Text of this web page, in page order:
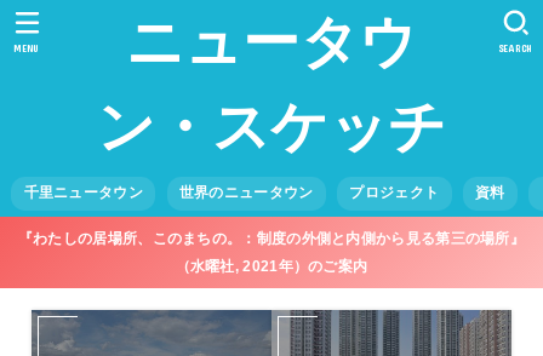
ニュータウ
ン・スケッチ
千里ニュータウン 世界のニュータウン プロジェクト 資料
SEARCH
MENU
『わたしの居場所、このまちの。：制度の外側と内側から見る第三の場所』
（水曜社, 2021年）のご案内